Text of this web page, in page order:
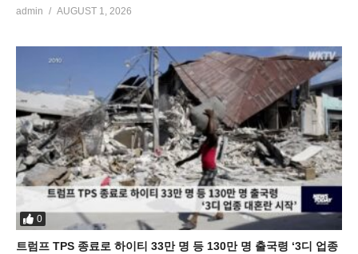
admin AUGUST 1, 2026
0
트럼프 TPS 종료로 하이티 33만 명 등 130만 명 출국령 ‘3디 업종